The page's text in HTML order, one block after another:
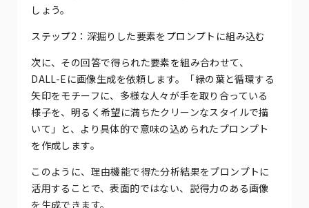
しょう。
ステップ2：深掘りした要素をプロンプトに組み込む
次に、その回答で得られた要素を組み合わせて、
DALL-Eに画像生成を依頼します。「緑の葉と循環する
矢印をモチーフに、多様な人々が手を取り合っている
様子を、明るく希望に満ちたクリーンなスタイルで描
いて」と、より具体的で意味の込められたプロンプト
を作成します。
このように、理由機能で得た分析結果をプロンプトに
活用することで、表面的ではない、説得力のある画像
を生成できます。